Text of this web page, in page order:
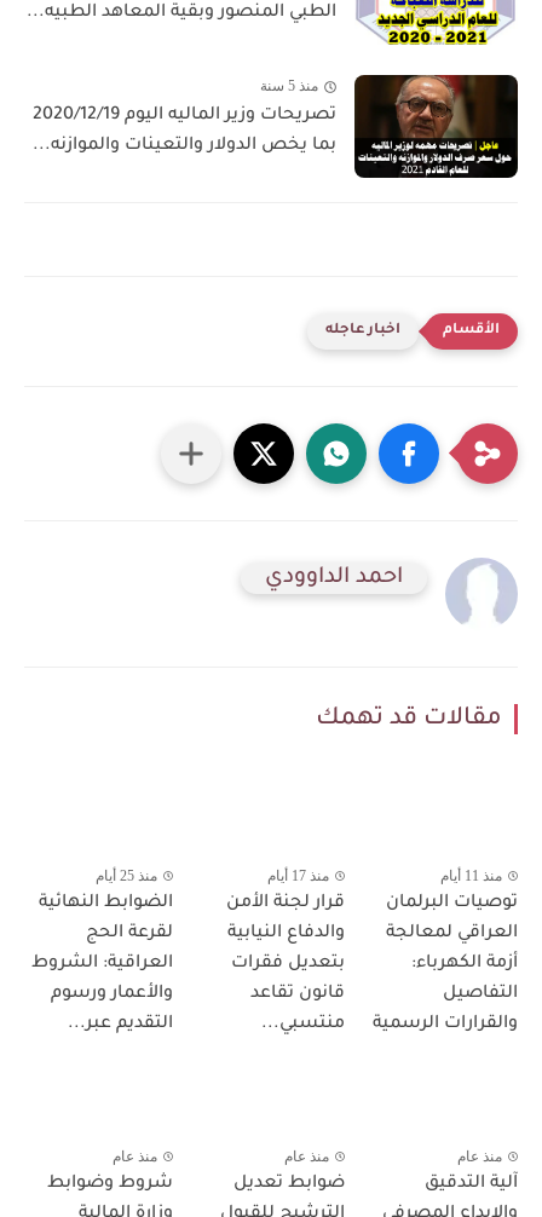
الطبي المنصور وبقية المعاهد الطبيه...
منذ 5 سنة
تصريحات وزير الماليه اليوم 2020/12/19
بما يخص الدولار والتعينات والموازنه...
اخبار عاجله
احمد الداوودي
مقالات قد تهمك
منذ 11 أيام
توصيات البرلمان
العراقي لمعالجة
أزمة الكهرباء:
التفاصيل
والقرارات الرسمية
منذ 17 أيام
قرار لجنة الأمن
والدفاع النيابية
بتعديل فقرات
قانون تقاعد
منتسبي...
منذ 25 أيام
الضوابط النهائية
لقرعة الحج
العراقية: الشروط
والأعمار ورسوم
التقديم عبر...
منذ عام
آلية التدقيق
منذ عام
ضوابط تعديل
منذ عام
شروط وضوابط